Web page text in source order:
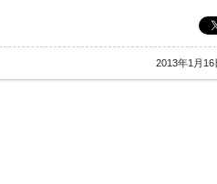
2013年1月16